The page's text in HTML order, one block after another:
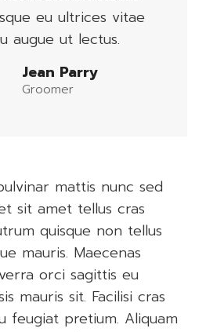
eu ultrices vitae
augue ut lectus.
Jean Parry
Groomer
mattis nunc sed
sit amet tellus cras
quisque non tellus
mauris. Maecenas
orci sagittis eu
mauris sit. Facilisi cras
feugiat pretium. Aliquam